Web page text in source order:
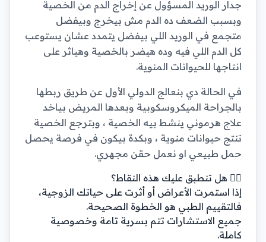
جدار الوريد المسؤول عن إخراج الدم من الخصية
وبسبب الضعف ده الدم مش بيخرج وبيفضل
متجمع في الوريد اللي بيفضل يتمدد عشان يستوعب
كل الدم اللي فيه وده هيضر بالخصية وهياثر على
انتاجها للحيوانات المنوية.
في الحالة دي بنعالج الدولي الأول عن طريق ربطها
بالجراحة الميكروسكوبية وبعدها المريض بياخد
علاج هرموني ينشط بيه الخصية ، وبترجع الخصية
تنتج حيوانات منوية ، وبكدة بيكون في فرصة يحصل
حمل طبيعي او نعمل حقن مجهري.
👨‍⚕️ هل تنطبق عليك هذه النقاط؟
إذا استمرت الأعراض أو أثرت على حياتك الزوجية،
فالتقييم الطبي هو الخطوة الصحيحة.
جميع الاستشارات تتم بسرية تامة وخصوصية
كاملة.